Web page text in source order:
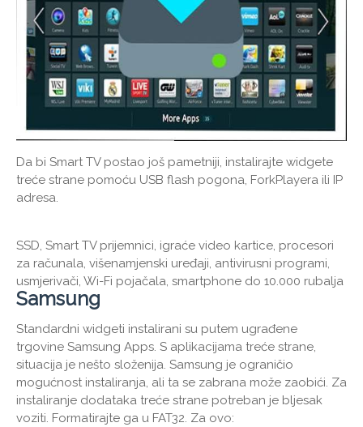
Da bi Smart TV postao još pametniji, instalirajte widgete
treće strane pomoću USB flash pogona, ForkPlayera ili IP
adresa.
SSD, Smart TV prijemnici, igraće video kartice, procesori
za računala, višenamjenski uređaji, antivirusni programi,
usmjerivači, Wi-Fi pojačala, smartphone do 10.000 rubalja
Samsung
Standardni widgeti instalirani su putem ugrađene
trgovine Samsung Apps. S aplikacijama treće strane,
situacija je nešto složenija. Samsung je ograničio
mogućnost instaliranja, ali ta se zabrana može zaobići. Za
instaliranje dodataka treće strane potreban je bljesak
voziti. Formatirajte ga u FAT32. Za ovo: